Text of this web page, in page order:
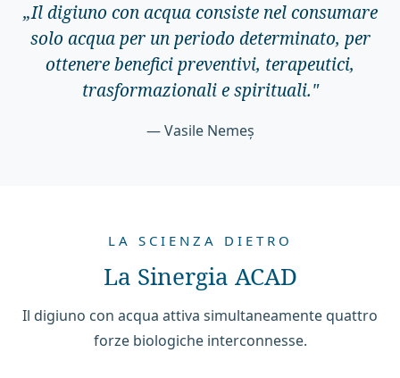
„Il digiuno con acqua consiste nel consumare
solo acqua per un periodo determinato, per
ottenere benefici preventivi, terapeutici,
trasformazionali e spirituali."
— Vasile Nemeș
LA SCIENZA DIETRO
La Sinergia ACAD
Il digiuno con acqua attiva simultaneamente quattro
forze biologiche interconnesse.